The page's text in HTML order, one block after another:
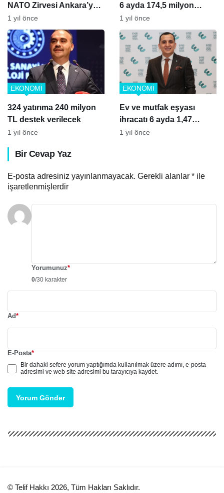
NATO Zirvesi Ankara’ya
Tarihi Fırsat Sunuyor
1 yıl önce
6 ayda 174,5 milyon
dolarlık kuru meyve
ihracatı
1 yıl önce
324 yatırıma 240 milyon
TL destek verilecek
EKONOMİ
1 yıl önce
Ev ve mutfak eşyası
ihracatı 6 ayda 1,47
milyar dolar
EKONOMİ
1 yıl önce
Bir Cevap Yaz
E-posta adresiniz yayınlanmayacak. Gerekli alanlar * ile
işaretlenmişlerdir
Yorumunuz*
0/30 karakter
Ad*
E-Posta*
Bir dahaki sefere yorum yaptığımda kullanılmak üzere adımı, e-posta
adresimi ve web site adresimi bu tarayıcıya kaydet.
Yorum Gönder
© Telif Hakkı 2026, Tüm Hakları Saklıdır.